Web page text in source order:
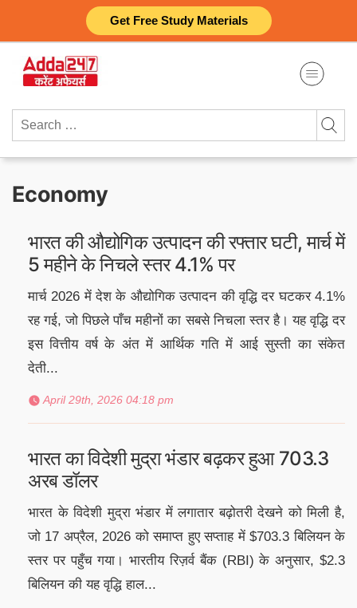
Get Free Study Materials
content
Search
Economy
भारत की औद्योगिक उत्पादन की रफ्तार घटी, मार्च में
5 महीने के निचले स्तर 4.1% पर
मार्च 2026 में देश के औद्योगिक उत्पादन की वृद्धि दर घटकर 4.1%
रह गई, जो पिछले पाँच महीनों का सबसे निचला स्तर है। यह वृद्धि दर
इस वित्तीय वर्ष के अंत में आर्थिक गति में आई सुस्ती का संकेत
देती...
April 29th, 2026 04:18 pm
भारत का विदेशी मुद्रा भंडार बढ़कर हुआ 703.3
अरब डॉलर
भारत के विदेशी मुद्रा भंडार में लगातार बढ़ोतरी देखने को मिली है,
जो 17 अप्रैल, 2026 को समाप्त हुए सप्ताह में $703.3 बिलियन के
स्तर पर पहुँच गया। भारतीय रिज़र्व बैंक (RBI) के अनुसार, $2.3
बिलियन की यह वृद्धि हाल...